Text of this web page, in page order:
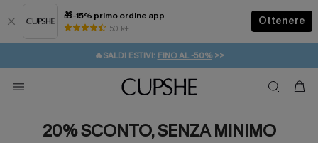
🎁-15% primo ordine app
50 k+
Ottenere
⚡️-15% SUGLI ESSENZIALI DA VACANZA | ACQUISTA
🔥SALDI ESTIVI: FINO AL -50%>>
🚚SPEDIZIONE GRATUITA DA 49€
💌REGALO PER I NUOVI: 20% DI SCONTO*
20% SCONTO, SENZA MINIMO